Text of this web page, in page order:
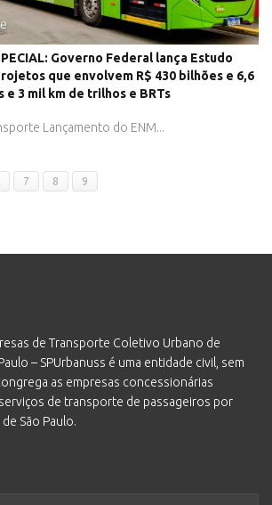
Governo Federal lança Estudo
que envolvem R$ 430 bilhões e 6,6
3 mil km de trilhos e BRTs
Lançamento do ENM...
7 8 9
de Transporte Coletivo Urbano de
– SPUrbanuss é uma entidade civil, sem
as empresas concessionárias
de transporte de passageiros por
São Paulo.